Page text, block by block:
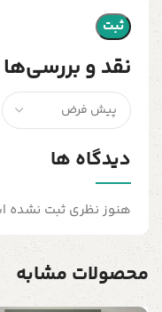
نقد و بررسی‌ها
دیدگاه ها
هنوز نظری ثبت نشده
محصولات مشابه